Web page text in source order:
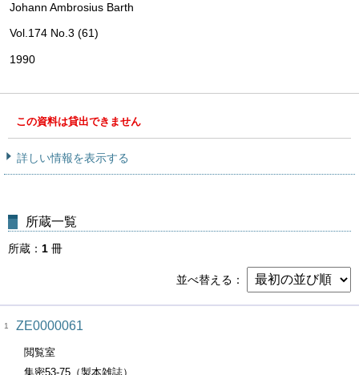
Johann Ambrosius Barth
Vol.174 No.3 (61)
1990
この資料は貸出できません
詳しい情報を表示する
所蔵一覧
所蔵 1 冊
並べ替える
1 ZE0000061
閲覧室
集密53-75（製本雑誌）